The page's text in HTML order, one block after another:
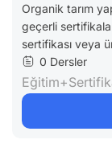
Organik tarım
geçerli
sertifikası veya
0 Dersler